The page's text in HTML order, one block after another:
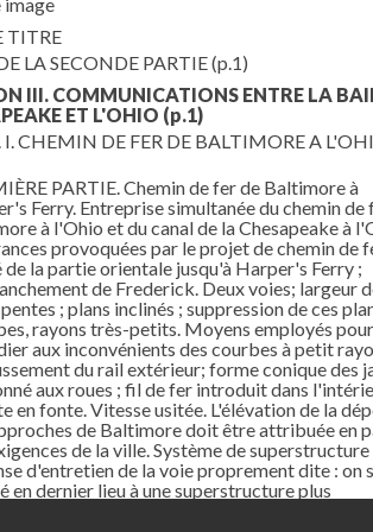
TITRE
LA SECONDE PARTIE(p.1)
III. COMMUNICATIONS ENTRE LA
ET L'OHIO (p.1)
I. CHEMIN DE FER DE BALTIMORE A
PARTIE. Chemin de fer de Baltimore à
Ferry. Entreprise simultanée du chemin de
à l'Ohio et du canal de la Chesapeake à
provoquées par le projet de chemin de
de la partie orientale jusqu'à Harper's Ferry ;
de Frederick. Deux voies; largeur
; plans inclinés ; suppression de ces
rayons très-petits. Moyens employés pour
aux inconvénients des courbes à petit
du rail extérieur; forme conique des
aux roues ; fil de fer introduit dans
en fonte. Vitesse usitée. L'élévation de la
de Baltimore doit être attribuée en
de la ville. Système de superstructure
d'entretien de la voie proprement dite : on
en dernier lieu à une superstructure plus